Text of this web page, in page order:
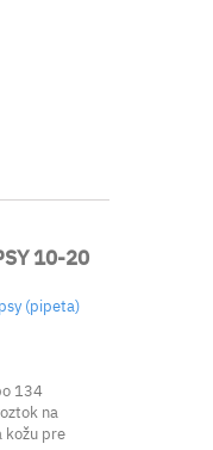
10-20
(pipeta)
134
na
kožu pre